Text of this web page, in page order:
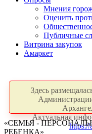
Мнения
Оценить
Публичные
Витрина закупок
Амаркет
Здесь
Актуальная
https://
«СЕМЬЯ -
РЕБЕНКА»